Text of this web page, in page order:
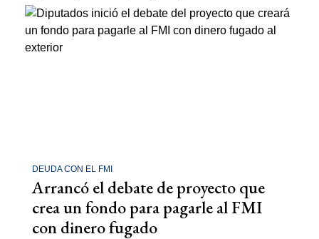
DEUDA CON EL FMI
Arrancó el debate de proyecto que
crea un fondo para pagarle al FMI
con dinero fugado